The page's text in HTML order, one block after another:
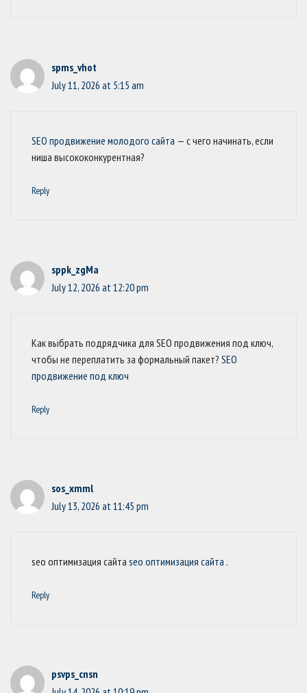
spms_vhot
July 11, 2026 at 5:15 am
SEO продвижение молодого сайта — с чего начинать, если
ниша высококонкурентная?
Reply
sppk_zgMa
July 12, 2026 at 12:20 pm
Как выбрать подрядчика для SEO продвижения под ключ,
чтобы не переплатить за формальный пакет? SEO
продвижение под ключ
Reply
sos_xmml
July 13, 2026 at 11:45 pm
seo оптимизация сайта seo оптимизация сайта .
Reply
psvps_cnsn